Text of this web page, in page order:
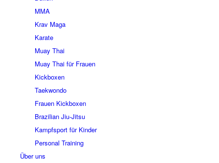
MMA
Krav Maga
Karate
Muay Thai
Muay Thai für Frauen
Kickboxen
Taekwondo
Frauen Kickboxen
Brazilian Jiu-Jitsu
Kampfsport für Kinder
Personal Training
Über uns